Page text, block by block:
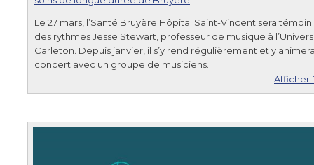
Le 27 mars, l’Santé Bruyère Hôpital Saint-Vincent sera témoin
des rythmes Jesse Stewart, professeur de musique à
Carleton. Depuis janvier, il s’y rend régulièrement et y
concert avec un groupe de musiciens.
Afficher